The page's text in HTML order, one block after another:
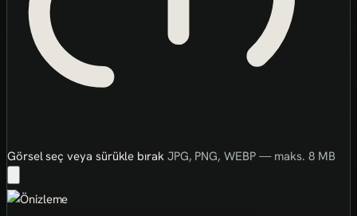
Görsel seç veya sürükle bırak JPG, PNG, WEBP — maks. 8 MB